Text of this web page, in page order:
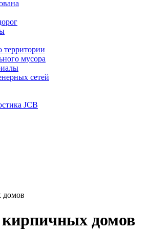
территории
мусора
сетей
JCB
домов
домов